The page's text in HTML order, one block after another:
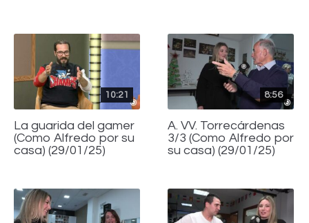
10:21
La guarida del gamer
(Como Alfredo por su
casa) (29/01/25)
8:56
A. VV. Torrecárdenas
3/3 (Como Alfredo por
su casa) (29/01/25)